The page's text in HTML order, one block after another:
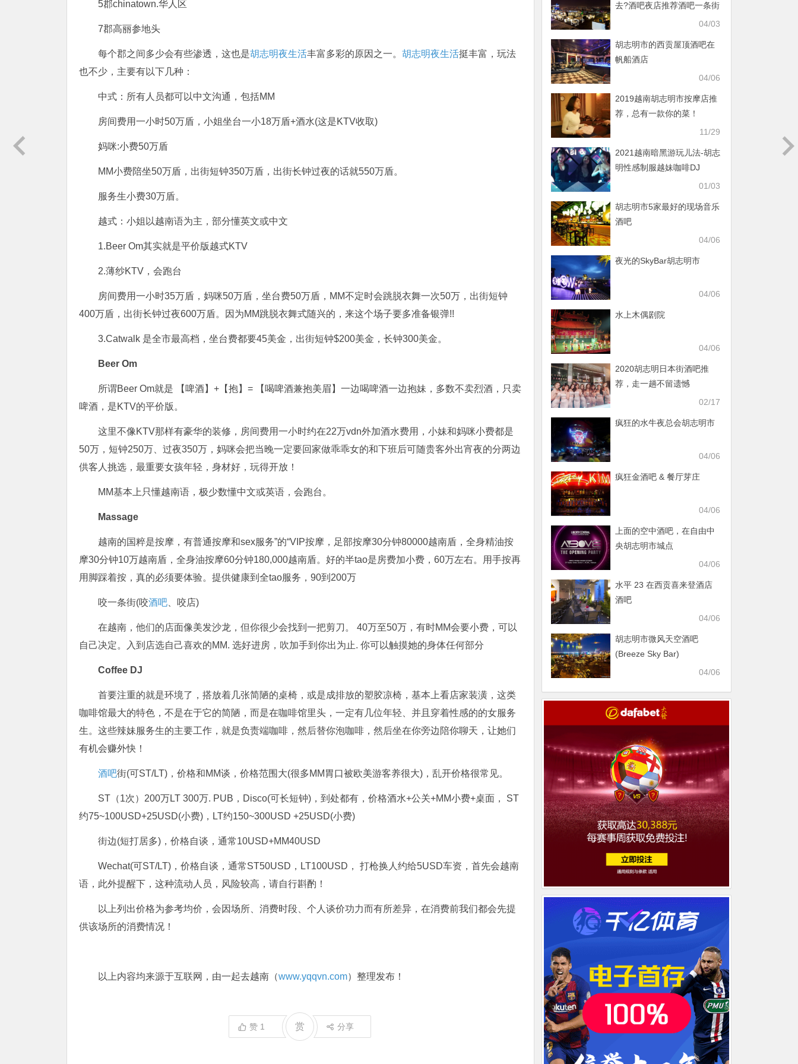
5郡chinatown.华人区
7郡高丽参地头
每个郡之间多少会有些渗透，这也是胡志明夜生活丰富多彩的原因之一。 胡志明夜生活挺丰富，玩法
也不少，主要有以下几种：
中式：所有人员都可以中文沟通，包括MM
房间费用一小时50万盾，小姐坐台一小18万盾+酒水(这是KTV收取)
妈咪:小费50万盾
MM小费陪坐50万盾，出街短钟350万盾，出街长钟过夜的话就550万盾。
服务生小费30万盾。
越式：小姐以越南语为主，部分懂英文或中文
1.Beer Om其实就是平价版越式KTV
2.薄纱KTV，会跑台
房间费用一小时35万盾，妈咪50万盾，坐台费50万盾，MM不定时会跳脱衣舞一次50万，出街短钟
400万盾，出街长钟过夜600万盾。因为MM跳脱衣舞式随兴的，来这个场子要多准备银弹!!
3.Catwalk 是全市最高档，坐台费都要45美金，出街短钟$200美金，长钟300美金。
Beer Om
所谓Beer Om就是 【啤酒】+【抱】= 【喝啤酒兼抱美眉】一边喝啤酒一边抱妹，多数不卖烈酒，只卖
啤酒，是KTV的平价版。
这里不像KTV那样有豪华的装修，房间费用一小时约在22万vdn外加酒水费用，小妹和妈咪小费都是
50万，短钟250万、过夜350万，妈咪会把当晚一定要回家做乖乖女的和下班后可随贵客外出宵夜的分两边
供客人挑选，最重要女孩年轻，身材好，玩得开放！
MM基本上只懂越南语，极少数懂中文或英语，会跑台。
Massage
越南的国粹是按摩，有普通按摩和sex服务”的“VIP按摩，足部按摩30分钟80000越南盾，全身精油按
摩30分钟10万越南盾，全身油按摩60分钟180,000越南盾。好的半tao是房费加小费，60万左右。用手按再
用脚踩着按，真的必须要体验。提供健康到全tao服务，90到200万
咬一条街(咬酒吧 、咬店)
在越南，他们的店面像美发沙龙，但你很少会找到一把剪刀。 40万至50万，有时MM会要小费，可以
自己决定。入到店选自己喜欢的MM. 选好进房，吹加手到你出为止. 你可以触摸她的身体任何部分
Coffee DJ
首要注重的就是环境了，搭放着几张简陋的桌椅，或是成排放的塑胶凉椅，基本上看店家装潢，这类
咖啡馆最大的特色，不是在于它的简陋，而是在咖啡馆里头，一定有几位年轻、并且穿着性感的的女服务
生。这些辣妹服务生的主要工作，就是负责端咖啡，然后替你泡咖啡，然后坐在你旁边陪你聊天，让她们
有机会赚外快！
酒吧街(可ST/LT)，价格和MM谈，价格范围大(很多MM胃口被欧美游客养很大)，乱开价格很常见。
ST（1次）200万LT 300万. PUB，Disco(可长短钟)，到处都有，价格酒水+公关+MM小费+桌面， ST
约75~100USD+25USD(小费)，LT约150~300USD +25USD(小费)
街边(短打居多)，价格自谈，通常10USD+MM40USD
Wechat(可ST/LT)，价格自谈，通常ST50USD，LT100USD， 打枪换人约给5USD车资，首先会越南
语，此外提醒下，这种流动人员，风险较高，请自行斟酌！
以上列出价格为参考均价，会因场所、消费时段、个人谈价功力而有所差异，在消费前我们都会先提
供该场所的消费情况！
以上内容均来源于互联网，由一起去越南（www.yqqvn.com）整理发布！
赞 1 赏 分享
去?酒吧夜店推荐酒吧一条街
04/03
胡志明市的西贡屋顶酒吧在
帆船酒店
04/06
2019越南胡志明市按摩店推
荐，总有一款你的菜！
11/29
2021越南暗黑游玩儿法-胡志
明性感制服越妹咖啡DJ
01/03
胡志明市5家最好的现场音乐
酒吧
04/06
夜光的SkyBar胡志明市
04/06
水上木偶剧院
04/06
2020胡志明日本街酒吧推
荐，走一趟不留遗憾
02/17
疯狂的水牛夜总会胡志明市
04/06
疯狂金酒吧 & 餐厅芽庄
04/06
上面的空中酒吧，在自由中
央胡志明市城点
04/06
水平 23 在西贡喜来登酒店
酒吧
04/06
胡志明市微风天空酒吧
(Breeze Sky Bar)
04/06